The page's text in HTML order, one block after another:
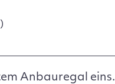
Anbauregal eins.